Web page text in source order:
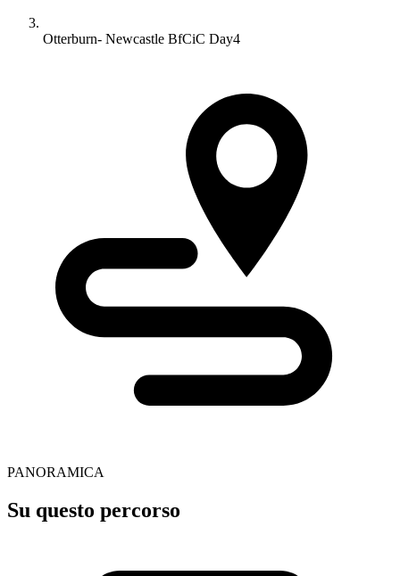
Otterburn- Newcastle BfCiC Day4
PANORAMICA
Su questo percorso